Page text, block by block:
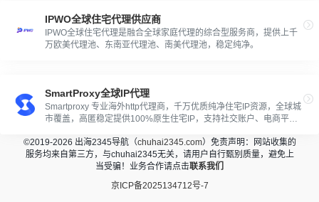
IPWO全球住宅代理供应商
IPWO全球住宅代理是融合全球家庭代理的综合型服务商，提供上千
万欧美代理池、东南亚代理池、南美代理池，稳定纯净。
SmartProxy全球IP代理
Smartproxy 专业海外http代理商，千万优质纯净住宅IP资源，全球城
市覆盖，高匿稳定提供100%原生住宅IP，支持社交账户、电商平
©2019-2026 出海2345导航（chuhai2345.com）免责声明：网站收集的
服务均来自第三方，与chuhai2345无关，请用户自行甄别质量，避免上
当受骗！业务合作请点击联系我们
京ICP备2025134712号-7